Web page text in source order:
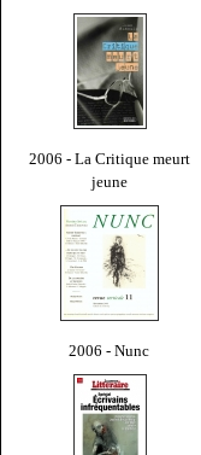
2006 - La Critique meurt
jeune
2006 - Nunc